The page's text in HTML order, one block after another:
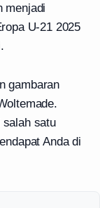
menjadi
U-21 2025
gambaran
salah satu
Anda di